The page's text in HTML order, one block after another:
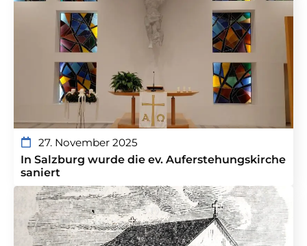
27. November 2025
In Salzburg wurde die ev. Auferstehungskirche
saniert